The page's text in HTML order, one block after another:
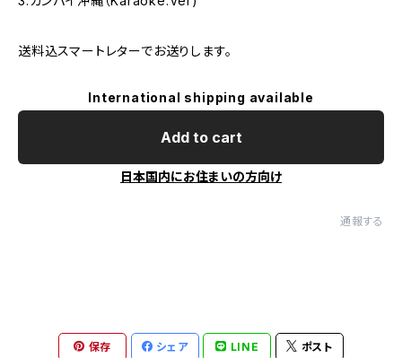
送料込スマートレターでお送りします。
International shipping available
Add to cart
日本国内にお住まいの方向け
通報する
保存 シェア LINE ポスト